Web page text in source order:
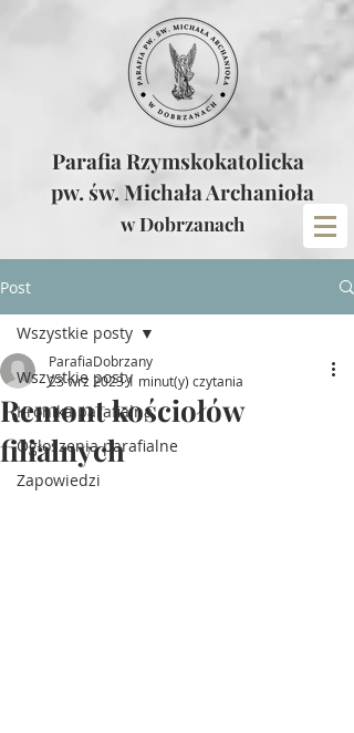
Parafia Rzymskokatolicka
pw. św. Michała Archanioła
w Dobrzanach
Post
Wszystkie posty
Kronika parafialna
Ogłoszenia parafialne
Zapowiedzi
Wszystkie posty
Remont kościołów
filialnych
ParafiaDobrzany
23 wrz 20231 minut(y) czytania